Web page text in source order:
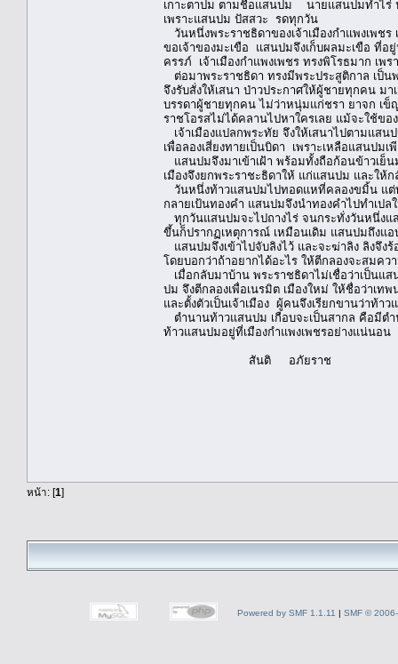
เกาะตาปม ตามชื่อแสนปม นายแสนปมทำไร่
เพราะแสนปม ปัสสวะ รดทุกวัน
วันหนึ่งพระราชธิดาของเจ้าเมืองกำแพงเพช
ขอเจ้าของมะเขือ แสนปมจึงเก็บผลมะเขือ ที่อ
ครรภ์ เจ้าเมืองกำแพงเพชร ทรงพิโรธมาก เพ
ต่อมาพระราชธิดา ทรงมีพระประสูติกาล เป็น
จึงรับสั่งให้เสนา ป่าวประกาศให้ผู้ชายทุกคน ม
บรรดาผู้ชายทุกคน ไม่ว่าหนุ่มแก่ชรา ยาจก เข็ญ
ราชโอรสไม่ได้คลานไปหาใครเลย แม้จะใช้ขอ
เจ้าเมืองแปลกพระทัย จึงให้เสนาไปตามแสน
เพื่อลองเสี่ยงทายเป็นบิดา เพราะเหลือแสนปมเ
แสนปมจึงมาเข้าเฝ้า พร้อมทั้งถือก้อนข้าวเย็
เมืองจึงยกพระราชะธิดาให้ แก่แสนปม และให้
วันหนึ่งท้าวแสนปมไปทอดแหที่คลองขมิ้น แต่
กลายเป้นทองคำ แสนปมจึงนำทองคำไปทำเปล
ทุกวันแสนปมจะไปถางไร่ จนกระทั่งวันหนึ่งแ
ขึ้นก็ปรากฏเหตุการณ์ เหมือนเดิม แสนปมถึงแ
แสนปมจึงเข้าไปจับลิงไว้ และจะฆ่าลิง ลิงจึง
โดยบอกว่าถ้าอยากได้อะไร ให้ตีกลองจะสมค
เมื่อกลับมาบ้าน พระราชธิดาไม่เชื่อว่าเป็นแ
ปม จึงตีกลองเพื่อเนรมิต เมืองใหม่ ให้ชื่อว่าเทพ
และตั้งตัวเป็นเจ้าเมือง ผู้คนจึงเรียกขานว่าท้าว
ตำนานท้าวแสนปม เกือบจะเป็นสากล คือมีตำ
ท้าวแสนปมอยู่ที่เมืองกำแพงเพชรอย่างแน่นอน
สันติ อภัยราช
หน้า: [1]
Powered by SMF 1.1.11 | SMF ©